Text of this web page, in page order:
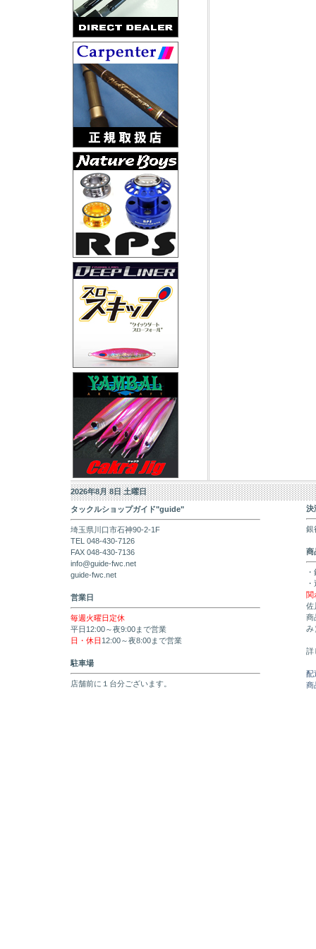
2026年8月 8日 土曜日
タックルショップガイド"guide"
埼玉県川口市石神90-2-1F
TEL 048-430-7126
FAX 048-430-7136
info@guide-fwc.net
guide-fwc.net
営業日
毎週火曜日定休
平日12:00～夜9:00まで営業
日・休日 12:00～夜8:00まで営業
駐車場
店舗前に１台分ございます。
決
銀
商
関
佐
商
み
詳
配
商